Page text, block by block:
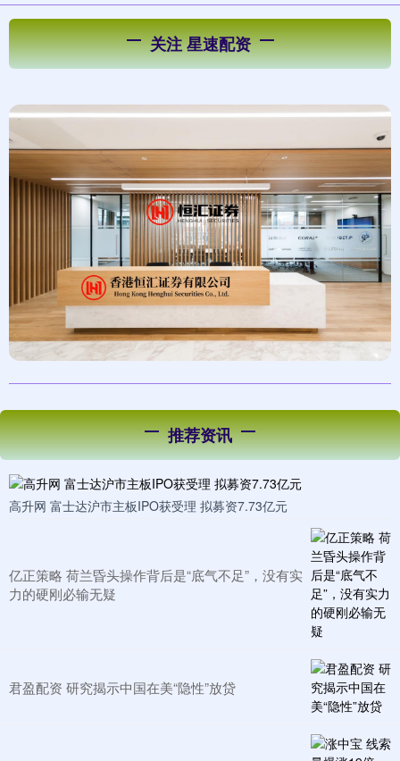
关注 星速配资
推荐资讯
高升网 富士达沪市主板IPO获受理 拟募资7.73亿元
亿正策略 荷兰昏头操作背后是“底气不足”，没有实
力的硬刚必输无疑​
君盈配资 研究揭示中国在美“隐性”放贷